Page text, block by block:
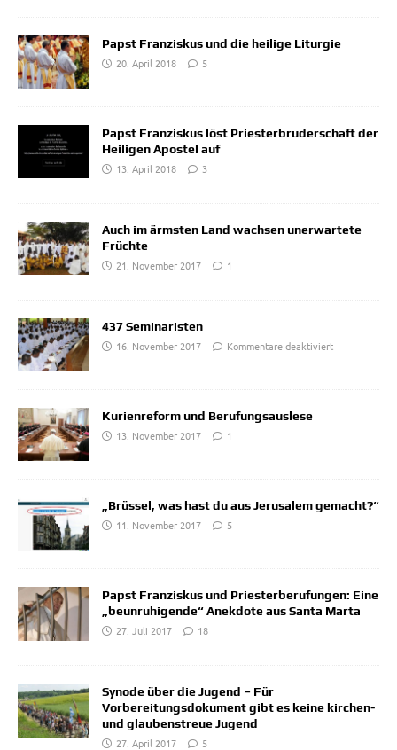
Papst Franziskus und die heilige Liturgie
20. April 2018
5
Papst Franziskus löst Priesterbruderschaft der
Heiligen Apostel auf
13. April 2018
3
Auch im ärmsten Land wachsen unerwartete
Früchte
21. November 2017
1
437 Seminaristen
16. November 2017
Kommentare deaktiviert
Kurienreform und Berufungsauslese
13. November 2017
1
„Brüssel, was hast du aus Jerusalem gemacht?“
11. November 2017
5
Papst Franziskus und Priesterberufungen: Eine
„beunruhigende“ Anekdote aus Santa Marta
27. Juli 2017
18
Synode über die Jugend – Für
Vorbereitungsdokument gibt es keine kirchen-
und glaubenstreue Jugend
27. April 2017
5